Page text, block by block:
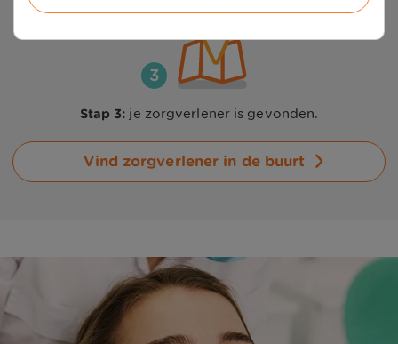
Stap 3: je zorgverlener is gevonden.
Vind zorgverlener in de buurt